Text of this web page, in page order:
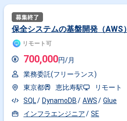
保全システムの基盤開発（AWS）
リモート可
700,000円/月
業務委託(フリーランス)
東京都
恵比寿駅
リモート
SQL
DynamoDB AWS
Glue
インフラエンジニア
SE